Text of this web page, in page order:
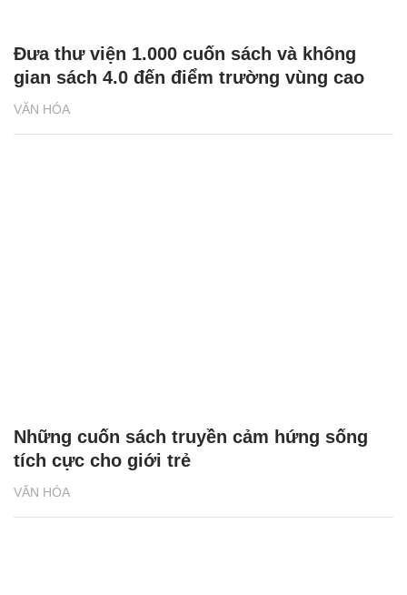
VĂN HÓA
Đưa thư viện 1.000 cuốn sách và không
gian sách 4.0 đến điểm trường vùng cao
VĂN HÓA
Những cuốn sách truyền cảm hứng sống
tích cực cho giới trẻ